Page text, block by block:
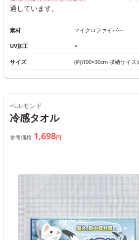
適しています。
素材 マイクロファイバー
UV加工 ×
サイズ (約)100×30cm 収納サイズ
ベルモンド
冷感タオル
参考価格 1,698円